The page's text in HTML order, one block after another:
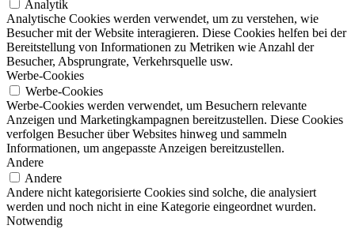
Analytik
Analytische Cookies werden verwendet, um zu verstehen, wie
Besucher mit der Website interagieren. Diese Cookies helfen bei der
Bereitstellung von Informationen zu Metriken wie Anzahl der
Besucher, Absprungrate, Verkehrsquelle usw.
Werbe-Cookies
Werbe-Cookies
Werbe-Cookies werden verwendet, um Besuchern relevante
Anzeigen und Marketingkampagnen bereitzustellen. Diese Cookies
verfolgen Besucher über Websites hinweg und sammeln
Informationen, um angepasste Anzeigen bereitzustellen.
Andere
Andere
Andere nicht kategorisierte Cookies sind solche, die analysiert
werden und noch nicht in eine Kategorie eingeordnet wurden.
Notwendig